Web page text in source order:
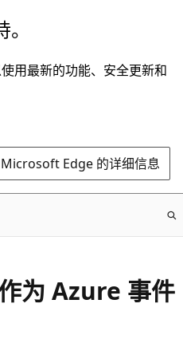
用最新的功能、安全更新和
Edge 的详细信息
为 Azure 事件